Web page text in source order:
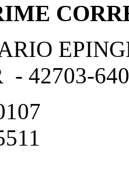
- 42703-